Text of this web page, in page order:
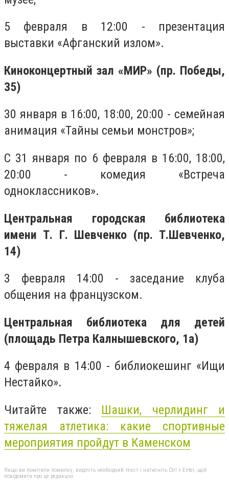
5 февраля в 12:00 - презентация
выставки «Афганский излом».
Киноконцертный зал «МИР» (пр. Победы,
35)
30 января в 16:00, 18:00, 20:00 - семейная
анимация «Тайны семьи монстров»;
С 31 января по 6 февраля в 16:00, 18:00,
20:00 - комедия «Встреча
одноклассников».
Центральная городская библиотека
имени Т. Г. Шевченко (пр. Т.Шевченко,
14)
3 февраля 14:00 - заседание клуба
общения на французском.
Центральная библиотека для детей
(площадь Петра Калнышевского, 1а)
4 февраля в 14:00 - библиокешинг «Ищи
Нестайко».
Читайте также: Шашки, черлидинг и
тяжелая атлетика: какие спортивные
мероприятия пройдут в Каменском
Якщо ви помітили помилку, виділіть необхідний текст і натисніть Ctrl + Enter, щоб
повідомити про це редакцію